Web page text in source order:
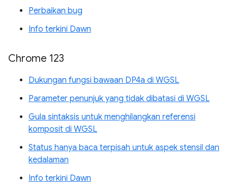
Perbaikan bug
Info terkini Dawn
Chrome 123
Dukungan fungsi bawaan DP4a di WGSL
Parameter penunjuk yang tidak dibatasi di WGSL
Gula sintaksis untuk menghilangkan referensi
komposit di WGSL
Status hanya baca terpisah untuk aspek stensil dan
kedalaman
Info terkini Dawn